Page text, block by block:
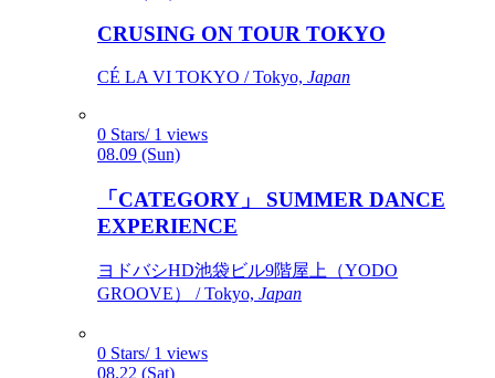
CRUSING ON TOUR TOKYO
CÉ LA VI TOKYO / Tokyo, Japan
0 Stars/ 1 views
08.09 (Sun)
「CATEGORY」 SUMMER DANCE
EXPERIENCE
ヨドバシHD池袋ビル9階屋上（YODO
GROOVE） / Tokyo, Japan
0 Stars/ 1 views
08.22 (Sat)